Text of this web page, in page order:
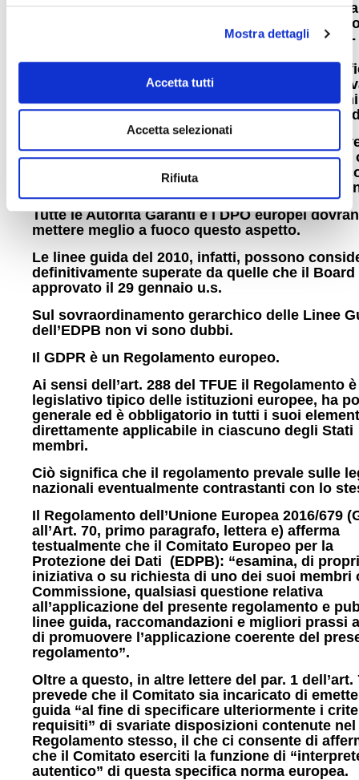
Mostra dettagli
Accetta tutti
Accetta selezionati
Rifiuta
nell’interessante articolo in lingua italiana di
Maria Fosco, pubblicato nel 2010 sul
http://www.vignaclarablog.it/wp-
) si conclude rilevando come
della videosorveglianza sia nettamente
vuoi in termini di effettiva prevenzione dei
in termini di acquisizione di prove valide in
E’ sicuramente maggiore la percezione di
generata nei cittadini dalle telecamere poste in
dove, che l’effettiva dissuasione creata in chi
delitti più gravi, spesso frutto di impulsi
Tutte le Autorità Garanti e i DPO europei
mettere meglio a fuoco questo aspetto.
Le linee guida del 2010, infatti, possono
definitivamente superate da quelle che il Board
approvato il 29 gennaio u.s.
Sul sovraordinamento gerarchico delle Linee
dell’EDPB non vi sono dubbi.
Il GDPR è un Regolamento europeo.
Ai sensi dell’art. 288 del TFUE il Regolamento è
legislativo tipico delle istituzioni europee, ha
generale ed è obbligatorio in tutti i suoi
direttamente applicabile in ciascuno degli Stati
membri.
Ciò significa che il regolamento prevale sulle
nazionali eventualmente contrastanti con lo
Il Regolamento dell’Unione Europea 2016/679
all’Art. 70, primo paragrafo, lettera e) afferma
testualmente che il Comitato Europeo per la
Protezione dei Dati (EDPB): “esamina, di
iniziativa o su richiesta di uno dei suoi membri
Commissione, qualsiasi questione relativa
all’applicazione del presente regolamento e
linee guida, raccomandazioni e migliori prassi
di promuovere l’applicazione coerente del
regolamento”.
Oltre a questo, in altre lettere del par. 1
prevede che il Comitato sia incaricato di
guida “al fine di specificare ulteriormente i
requisiti” di svariate disposizioni contenute nel
Regolamento stesso, il che ci consente di
che il Comitato eserciti la funzione di
autentico” di questa specifica norma europea.